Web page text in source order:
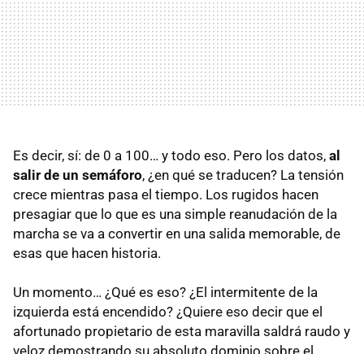
Es decir, sí: de 0 a 100… y todo eso. Pero los datos, al
salir de un semáforo, ¿en qué se traducen? La tensión
crece mientras pasa el tiempo. Los rugidos hacen
presagiar que lo que es una simple reanudación de la
marcha se va a convertir en una salida memorable, de
esas que hacen historia.
Un momento… ¿Qué es eso? ¿El intermitente de la
izquierda está encendido? ¿Quiere eso decir que el
afortunado propietario de esta maravilla saldrá raudo y
veloz demostrando su absoluto dominio sobre el